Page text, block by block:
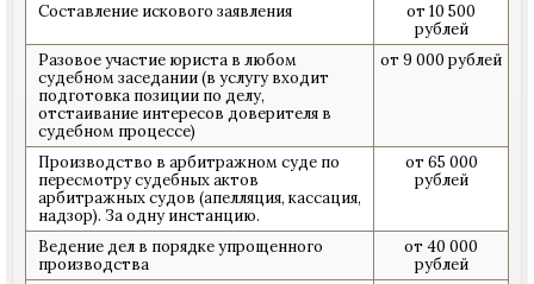
Составление искового заявления
от 10 500
рублей
Разовое участие юриста в любом
судебном заседании (в услугу входит
подготовка позиции по делу,
отстаивание интересов доверителя в
судебном процессе)
от 9 000 рублей
Производство в арбитражном суде по
пересмотру судебных актов
арбитражных судов (апелляция, кассация,
надзор). За одну инстанцию.
от 65 000
рублей
Ведение дел в порядке упрощенного
производства
от 40 000
рублей